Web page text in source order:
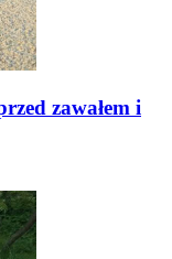
zawałem i